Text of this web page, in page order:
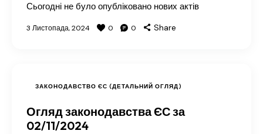
Сьогодні не було опубліковано нових актів
3 Листопада, 2024 0 0 Share
ЗАКОНОДАВСТВО ЄС (ДЕТАЛЬНИЙ ОГЛЯД)
Огляд законодавства ЄС за
02/11/2024